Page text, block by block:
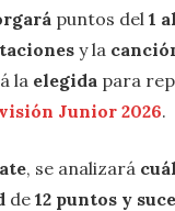
puntos del 1
y la
la elegida para
Junior 2026.
, se analizará
de 12 puntos y